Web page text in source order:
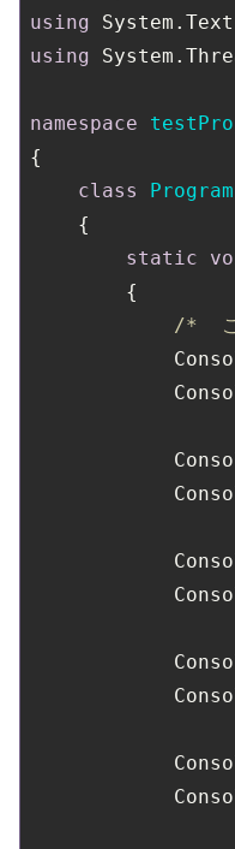
using
using
namespace
{
class
Program
    {
static
        {
/*  こ